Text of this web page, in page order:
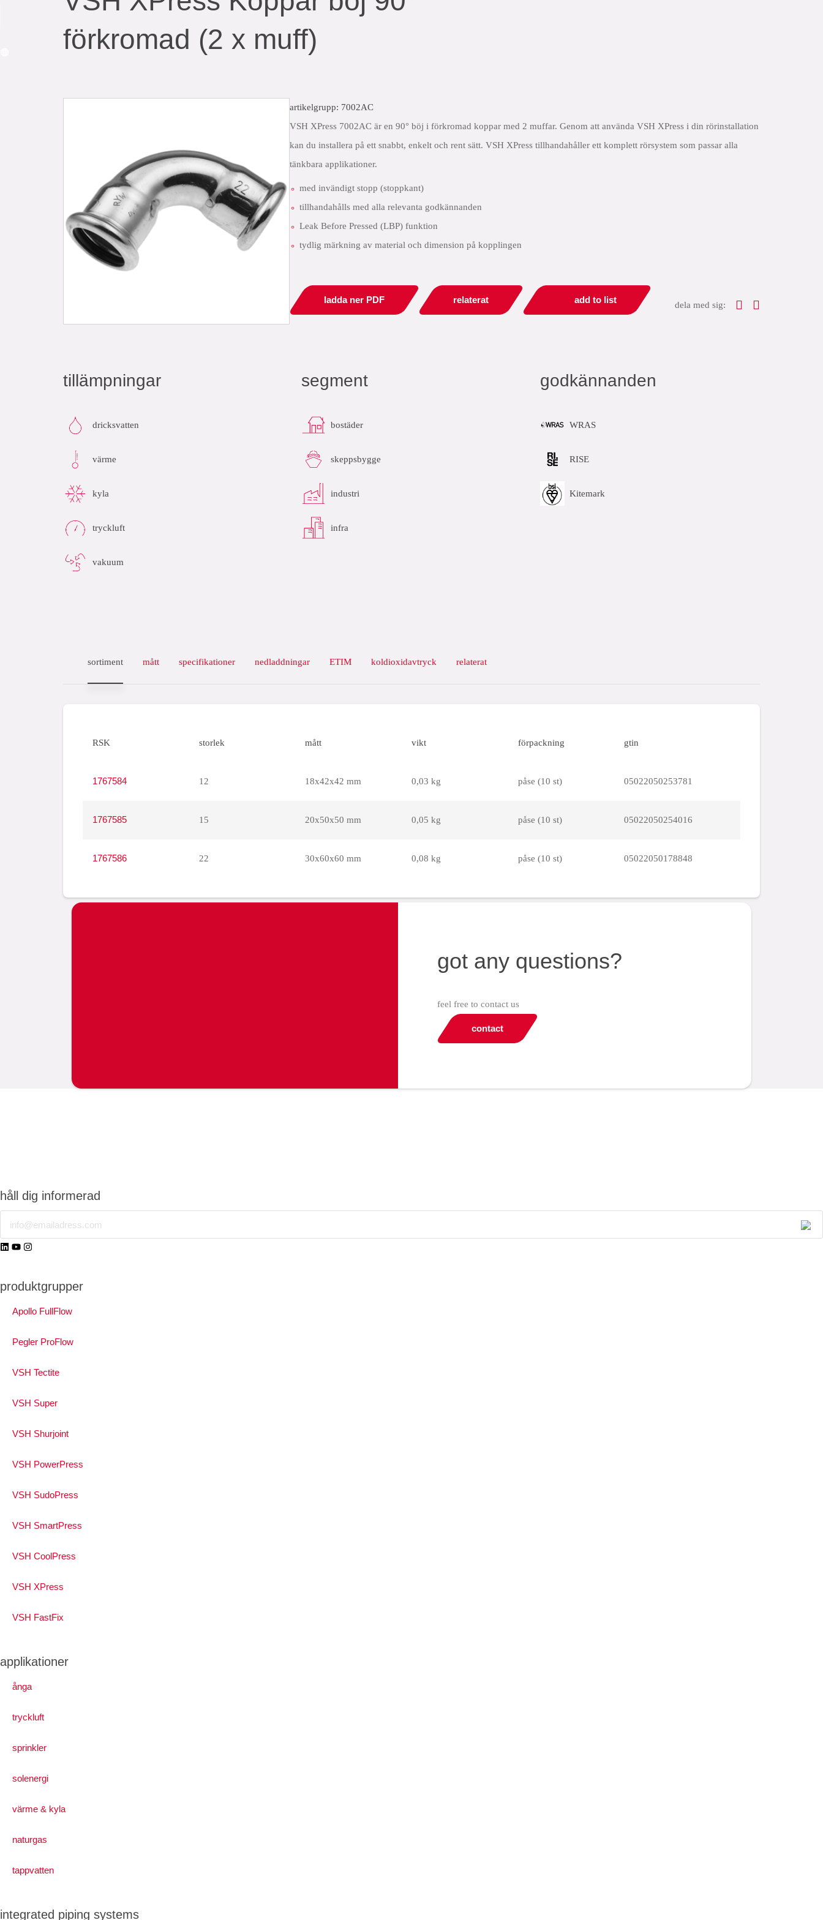
förkromad (2 x muff)
artikelgrupp: 7002AC
VSH XPress 7002AC är en 90° böj i förkromad koppar med 2 muffar. Genom att använda VSH XPress i din rörinstallation
kan du installera på ett snabbt, enkelt och rent sätt. VSH XPress tillhandahåller ett komplett rörsystem som passar alla
tänkbara applikationer.
med invändigt stopp (stoppkant)
tillhandahålls med alla relevanta godkännanden
Leak Before Pressed (LBP) funktion
tydlig märkning av material och dimension på kopplingen
ladda ner PDF relaterat add to list dela med sig:
tillämpningar
dricksvatten
värme
kyla
tryckluft
vakuum
segment
bostäder
skeppsbygge
industri
infra
godkännanden
WRAS
RISE
Kitemark
sortiment mått specifikationer nedladdningar ETIM koldioxidavtryck relaterat
RSK storlek mått vikt förpackning gtin
1767584 12 18x42x42 mm 0,03 kg påse (10 st) 05022050253781
1767585 15 20x50x50 mm 0,05 kg påse (10 st) 05022050254016
1767586 22 30x60x60 mm 0,08 kg påse (10 st) 05022050178848
got any questions?
feel free to contact us
contact
håll dig informerad
produktgrupper
Apollo FullFlow
Pegler ProFlow
VSH Tectite
VSH Super
VSH Shurjoint
VSH PowerPress
VSH SudoPress
VSH SmartPress
VSH CoolPress
VSH XPress
VSH FastFix
applikationer
ånga
tryckluft
sprinkler
solenergi
värme & kyla
naturgas
tappvatten
integrated piping systems